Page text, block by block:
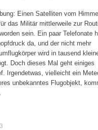
Einen Satelliten vom
das Militär mittlerweile zur
sein. Ein paar Telefonate
da, und der nicht mehr
wird in tausend
Doch dieses Mal geht einiges
Irgendetwas, vielleicht ein
unbekanntes Flugobjekt,